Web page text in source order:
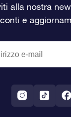
alla nostra
e